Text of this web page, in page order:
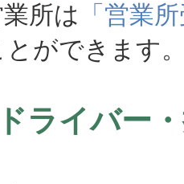
所は 「営業
とができます
ドライバー